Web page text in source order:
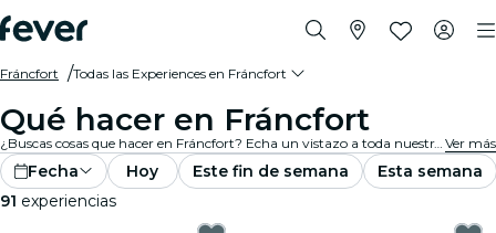
Fráncfort Todas las Experiences en Fráncfort
Qué hacer en Fráncfort
¿Buscas cosas que hacer en Fráncfort? Echa un vistazo a toda nuestra selección y encuentra las mejores experiences y actividades que se ofrecen actualmente en la ciudad. Ver más
Fecha Hoy Este fin de semana
Esta semana
91 experiencias